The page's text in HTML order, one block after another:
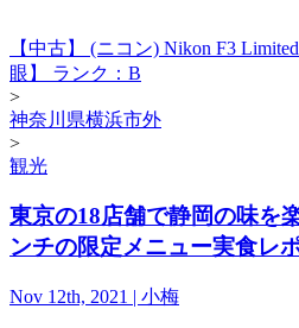
【中古】 (ニコン) Nikon F3
眼】 ランク：B
>
神奈川県横浜市外
>
観光
東京の18店舗で静岡の味を
ンチの限定メニュー実食レ
Nov 12th, 2021 | 小梅